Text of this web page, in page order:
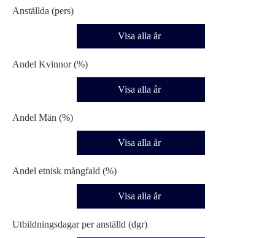
Anställda (pers)
Visa alla år
Andel Kvinnor (%)
Visa alla år
Andel Män (%)
Visa alla år
Andel etnisk mångfald (%)
Visa alla år
Utbildningsdagar per anställd (dgr)